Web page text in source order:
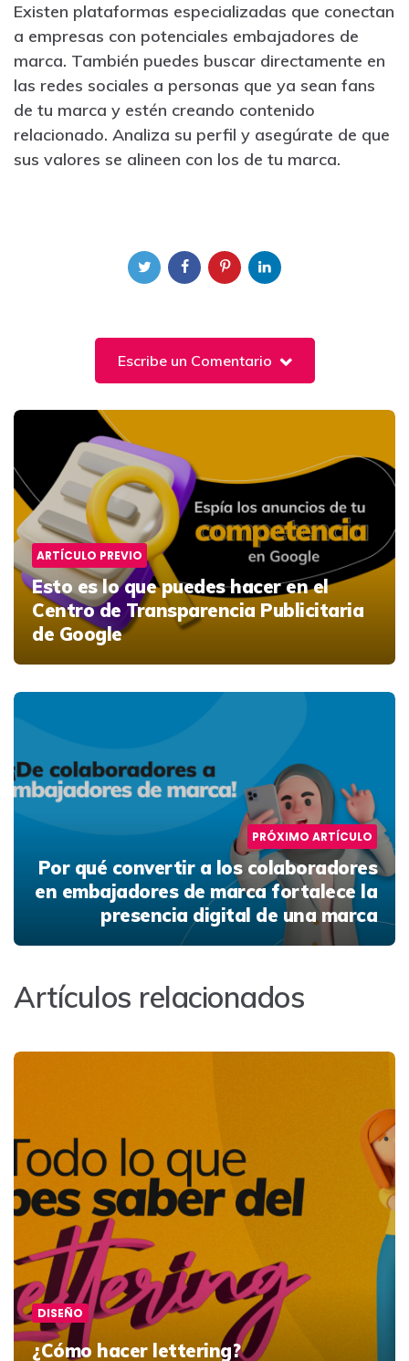
Existen plataformas especializadas que conectan
a empresas con potenciales embajadores de
marca. También puedes buscar directamente en
las redes sociales a personas que ya sean fans
de tu marca y estén creando contenido
relacionado. Analiza su perfil y asegúrate de que
sus valores se alineen con los de tu marca.
Escribe un Comentario
Post
navigation
ARTÍCULO PREVIO
Esto es lo que puedes hacer en el
Centro de Transparencia Publicitaria
de Google
PRÓXIMO ARTÍCULO
Por qué convertir a los colaboradores
en embajadores de marca fortalece la
presencia digital de una marca
Artículos relacionados
DISEÑO
¿Cómo hacer lettering?